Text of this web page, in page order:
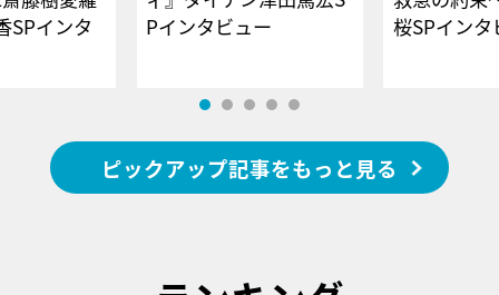
SPインタ
Pインタビュー
桜SPイ
ピックアップ記事をもっと見る